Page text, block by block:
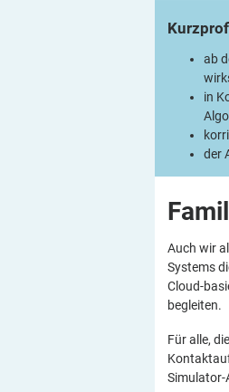
ab
in
der
Auch wir
Systems
Cloud-
begleiten.
Für alle,
Simulator-